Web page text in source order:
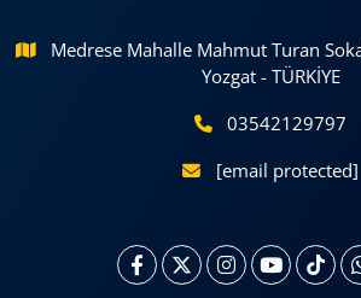
Medrese Mahalle Mahmut Turan
Yozgat - TÜRKİYE
03542129797
[email protected]